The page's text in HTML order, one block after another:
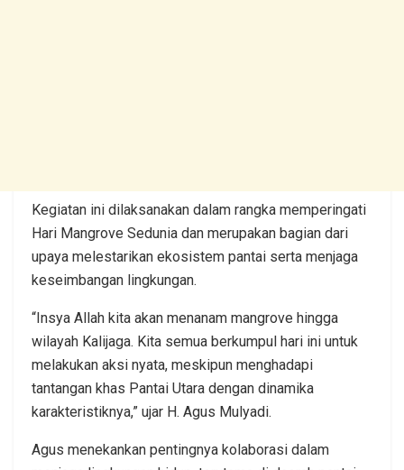
Kegiatan ini dilaksanakan dalam rangka memperingati
Hari Mangrove Sedunia dan merupakan bagian dari
upaya melestarikan ekosistem pantai serta menjaga
keseimbangan lingkungan.
“Insya Allah kita akan menanam mangrove hingga
wilayah Kalijaga. Kita semua berkumpul hari ini untuk
melakukan aksi nyata, meskipun menghadapi
tantangan khas Pantai Utara dengan dinamika
karakteristiknya,” ujar H. Agus Mulyadi.
Agus menekankan pentingnya kolaborasi dalam